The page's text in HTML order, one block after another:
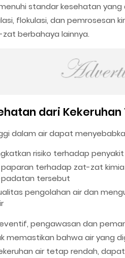
standar kesehatan
flokulasi, dan pemrosesan
berbahaya lainnya.
dari Kekeruhan
dalam air dapat
risiko terhadap
terhadap zat-zat
tersebut
pengolahan air dan
pengawasan dan
memastikan bahwa air yang
air tetap rendah,